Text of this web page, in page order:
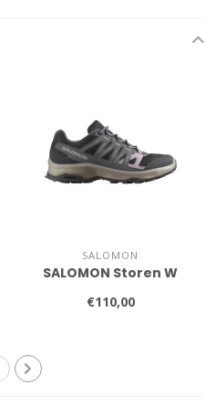
SALOMON
SALOMON Storen W
€110,00